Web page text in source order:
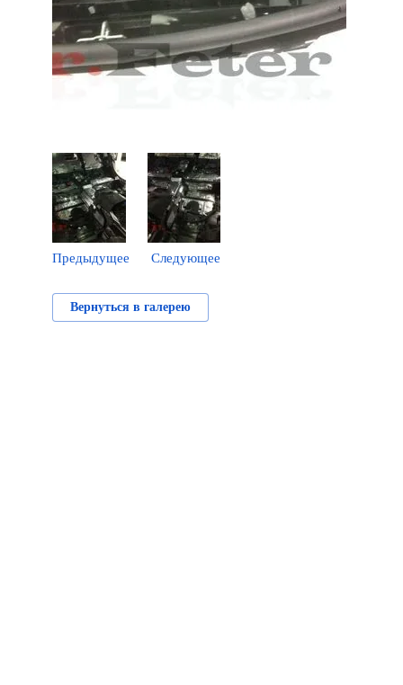
Предыдущее Следующее
Вернуться в галерею